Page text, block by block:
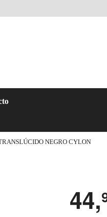
NEGRO CYLON
44,